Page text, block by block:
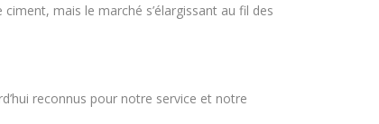
mais le marché s’élargissant au fil des
reconnus pour notre service et notre